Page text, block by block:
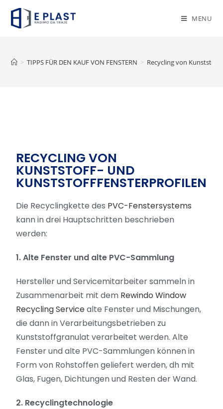
MENU
> TIPPS FÜR DEN KAUF VON FENSTERN > Recycling von
RECYCLING VON
KUNSTSTOFF- UND
KUNSTSTOFFFENSTERPROFILEN
Die Recyclingkette des PVC-Fenstersystems
kann in drei Hauptschritten beschrieben
werden:
1. Alte Fenster und alte PVC-Sammlung
Hersteller und Servicemitarbeiter sammeln in
Zusammenarbeit mit dem Rewindo Window
Recycling Servicealte Fenster und Mischungen,
die dann in Verarbeitungsbetrieben zu
Kunststoffgranulat verarbeitet werden. Alte
Fenster und alte PVC-Sammlungen können in
Form von Rohstoffen geliefert werden, dh mit
Glas, Fugen, Dichtungen und Resten der Wand.
2. Recyclingtechnologie